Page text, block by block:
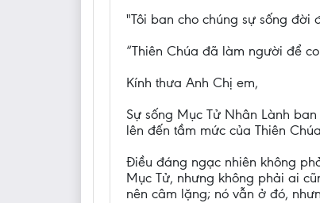
"Tôi ban cho chúng sự sống đời
“Thiên Chúa đã làm người để
Kính thưa Anh Chị em,
Sự sống Mục Tử Nhân Lành
lên đến tầm mức của Thiên
Điều đáng ngạc nhiên không
Mục Tử, nhưng không phải ai
nên câm lặng; nó vẫn ở đó,